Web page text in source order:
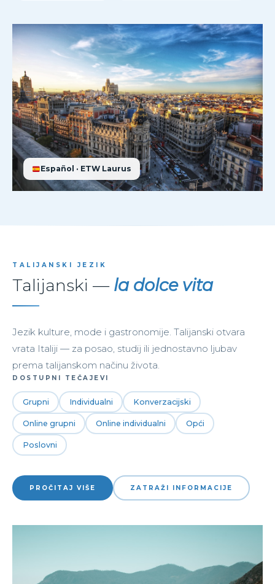
Español · ETW Laurus
TALIJANSKI JEZIK
Talijanski — la dolce vita
Jezik kulture, mode i gastronomije. Talijanski otvara
vrata Italiji — za posao, studij ili jednostavno ljubav
prema talijanskom načinu života.
DOSTUPNI TEČAJEVI
Grupni Individualni Konverzacijski
Online grupni Online individualni Opći
Poslovni
PROČITAJ VIŠE ZATRAŽI INFORMACIJE